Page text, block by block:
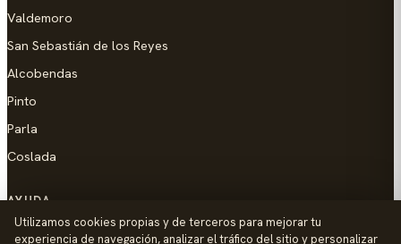
Valdemoro
San Sebastián de los Reyes
Alcobendas
Pinto
Parla
Coslada
AYUDA
Añadir empresa
Utilizamos cookies propias y de terceros para mejorar tu
experiencia de navegación, analizar el tráfico del sitio y personalizar